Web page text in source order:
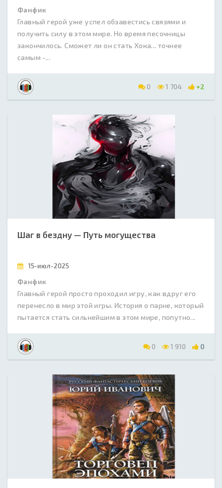
Фанфик
Главный герой уже успел обзавестись связями и
получить силу в этом мире. Но время песочницы
закончилось. Сможет ли он стать Хока... точнее
самым -...
0 1 704 +2
Шаг в бездну — Путь могущества
15-июл-2025
Фанфик
Главный герой просто проходил игру, как вдруг его
перенесло в мир этой игры. История о парне, который
пытается стать сильнейшим в этом мире, попутно...
0 1 910 0